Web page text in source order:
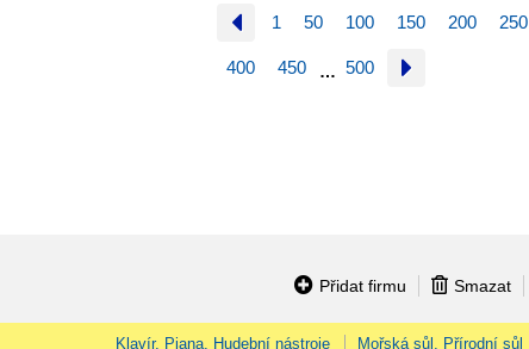
1 50 100 150 200 250
400 450 … 500
Přidat firmu Smazat
Klavír, Piana, Hudební nástroje Mořská sůl, Přírodní sůl